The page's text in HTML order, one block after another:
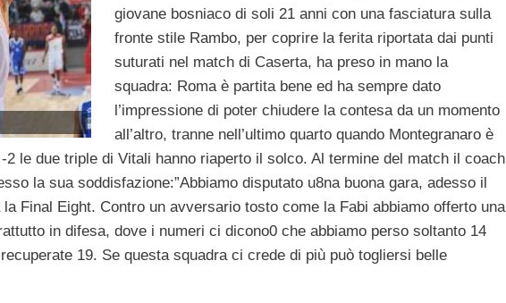
giovane bosniaco di soli 21 anni con una fasciatura sulla
fronte stile Rambo, per coprire la ferita riportata dai punti
suturati nel match di Caserta, ha preso in mano la
squadra: Roma è partita bene ed ha sempre dato
l’impressione di poter chiudere la contesa da un momento
all’altro, tranne nell’ultimo quarto quando Montegranaro è
le due triple di Vitali hanno riaperto il solco. Al termine del match il coach
la sua soddisfazione:”Abbiamo disputato u8na buona gara, adesso il
Final Eight. Contro un avversario tosto come la Fabi abbiamo offerto una
in difesa, dove i numeri ci dicono0 che abbiamo perso soltanto 14
19. Se questa squadra ci crede di più può togliersi belle